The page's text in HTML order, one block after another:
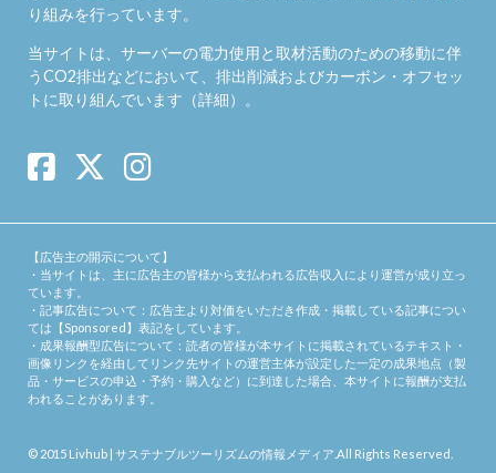
り組みを行っています。
当サイトは、サーバーの電力使用と取材活動のための移動に伴
うCO2排出などにおいて、排出削減およびカーボン・オフセッ
トに取り組んでいます（詳細）。
【広告主の開示について】
・当サイトは、主に広告主の皆様から支払われる広告収入により運営が成り立っ
ています。
・記事広告について：広告主より対価をいただき作成・掲載している記事につい
ては【Sponsored】表記をしています。
・成果報酬型広告について：読者の皆様が本サイトに掲載されているテキスト・
画像リンクを経由してリンク先サイトの運営主体が設定した一定の成果地点（製
品・サービスの申込・予約・購入など）に到達した場合、本サイトに報酬が支払
われることがあります。
© 2015 Livhub | サステナブルツーリズムの情報メディア .All Rights Reserved.